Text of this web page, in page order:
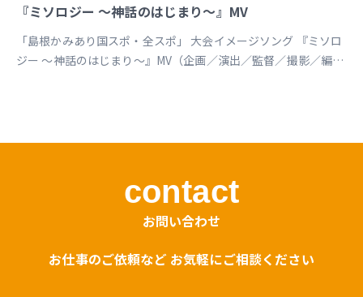
『ミソロジー ～神話のはじまり～』MV
「島根かみあり国スポ・全スポ」 大会イメージソング 『ミソロ
ジー ～神話のはじまり～』MV（企画／演出／監督／撮影／編
contact
お問い合わせ
お仕事のご依頼など お気軽にご相談ください